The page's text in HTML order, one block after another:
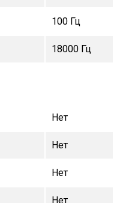
100 Гц
18000 Гц
Нет
Нет
Нет
Нет